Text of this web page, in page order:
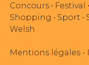
Concours • Festival •
Shopping • Sport •
Welsh
Mentions légales -